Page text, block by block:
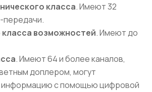
класса. Имеют 32
передачи.
возможностей. Имеют до
. Имеют 64 и более каналов,
доплером, могут
информацию с помощью цифровой